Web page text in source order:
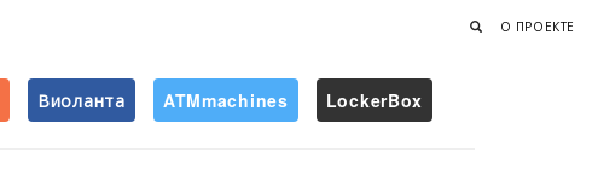
О ПРОЕКТЕ
Виоланта ATMmachines LockerBox